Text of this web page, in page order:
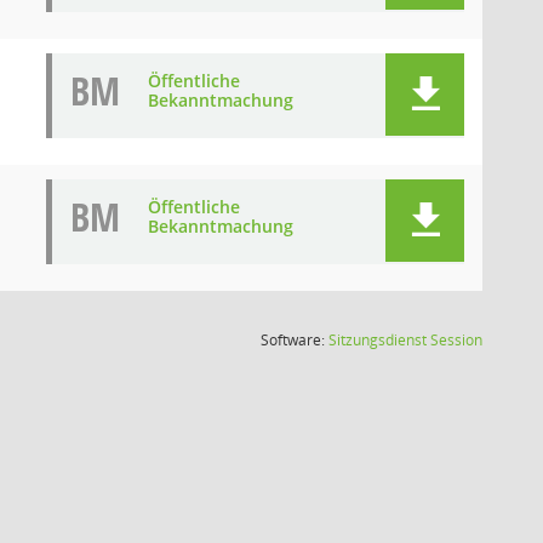
BM
Öffentliche
Bekanntmachung
BM
Öffentliche
Bekanntmachung
Software:SitzungsdienstSession(Wird in